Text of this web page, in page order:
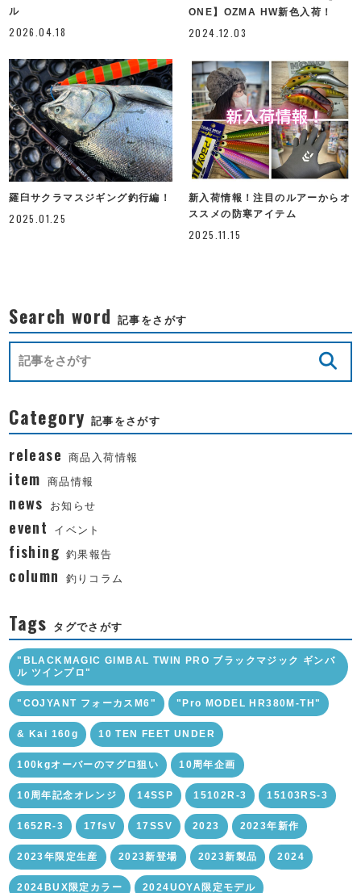
ル
2026.04.18
ONE】OZMA HW新色入荷！
2024.12.03
羅臼サクラマスジギング釣行編！
2025.01.25
新入荷情報！注目のルアーからオ
ススメの防寒アイテム
2025.11.15
Search word 記事をさがす
Category 記事をさがす
release 商品入荷情報
item 商品情報
news お知らせ
event イベント
fishing 釣果報告
column 釣りコラム
Tags タグでさがす
"BLACKMAGIC GIMBAL TWIN PRO ブラックマジック ギンバ
ル ツインプロ"
"COJYANT フォーカスM6" "Pro MODEL HR380M-TH"
& Kai 160g 10 TEN FEET UNDER
100kgオーバーのマグロ狙い 10周年企画
10周年記念オレンジ 14SSP 15102R-3 15103RS-3
1652R-3 17fsV 17SSV 2023 2023年新作
2023年限定生産 2023新登場 2023新製品 2024
2024BUX限定カラー 2024UOYA限定モデル